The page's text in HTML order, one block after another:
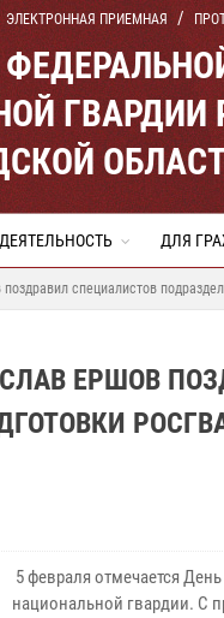
ЭЛЕКТРОННАЯ ПРИЕМНАЯ
ГВАРДИИ
ДЕЯТЕЛЬНОСТЬ ДЛЯ
специалистов
ЕРШОВ
5 февраля отмечается
национальной гвардии. С